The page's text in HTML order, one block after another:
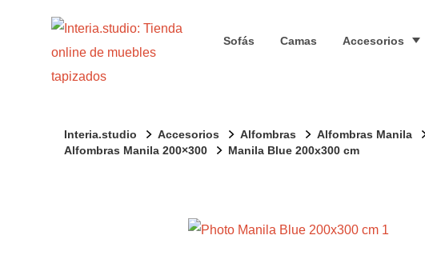
Sofás Camas Accesorios
Interia.studio Accesorios Alfombras
Alfombras Manila
Alfombras Manila 200×300
Manila Blue 200x300 cm